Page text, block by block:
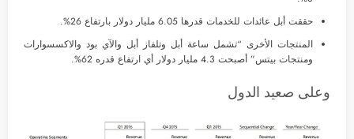
حققت أبل عائدات للخدمات قدرها 6.05 مليار دولار بارتفاع 26%.
المنتجات الأخرى “تشمل ساعة أبل وتلفاز أبل والآي بود والاكسسوارات
ومنتجات بيتس” أصبحت 4.3 مليار دولار أي ارتفاع قدره 62%.
وعلى صعيد الدول